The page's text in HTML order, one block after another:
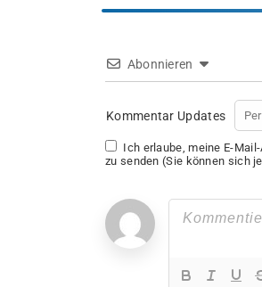
Abonnieren
Kommentar Updates
Ich erlaube, meine E-
zu senden (Sie können sich